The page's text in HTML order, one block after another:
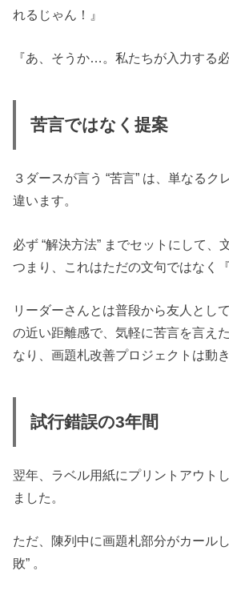
れるじゃん！』
『あ、そうか…。私たちが入力する
苦言ではなく提案
３ダースが言う “苦言” は、単なるク
違います。
必ず “解決方法” までセットにして、
つまり、これはただの文句ではなく
リーダーさんとは普段から友人とし
の近い距離感で、気軽に苦言を言え
なり、画題札改善プロジェクトは動
試行錯誤の3年間
翌年、ラベル用紙にプリントアウト
ました。
ただ、陳列中に画題札部分がカール
敗” 。